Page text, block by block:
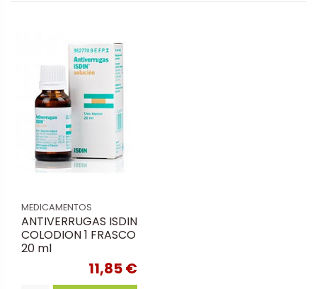
MEDICAMENTOS
ANTIVERRUGAS ISDIN
COLODION 1 FRASCO
20 ml
11,85 €